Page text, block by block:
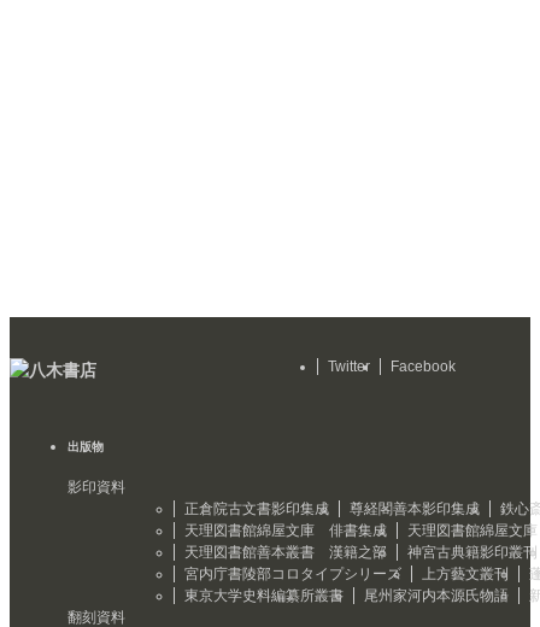
Twitter Facebook
出版物
影印資料
正倉院古文書影印集成
尊経閣善本影印集成
鉄心
天理図書館綿屋文庫 俳書集成
天理図書館綿屋文
天理図書館善本叢書 漢籍之部
神宮古典籍影印叢刊
宮内庁書陵部コロタイプシリーズ
上方藝文叢刊
東京大学史料編纂所叢書
尾州家河内本源氏物語
翻刻資料